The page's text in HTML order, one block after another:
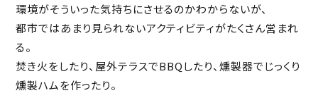
環境がそういった気持ちにさせるのかわからないが、
都市ではあまり見られないアクティビティがたくさん営まれ
る。
焚き火をしたり、屋外テラスでBBQしたり、燻製器でじっくり
燻製ハムを作ったり。